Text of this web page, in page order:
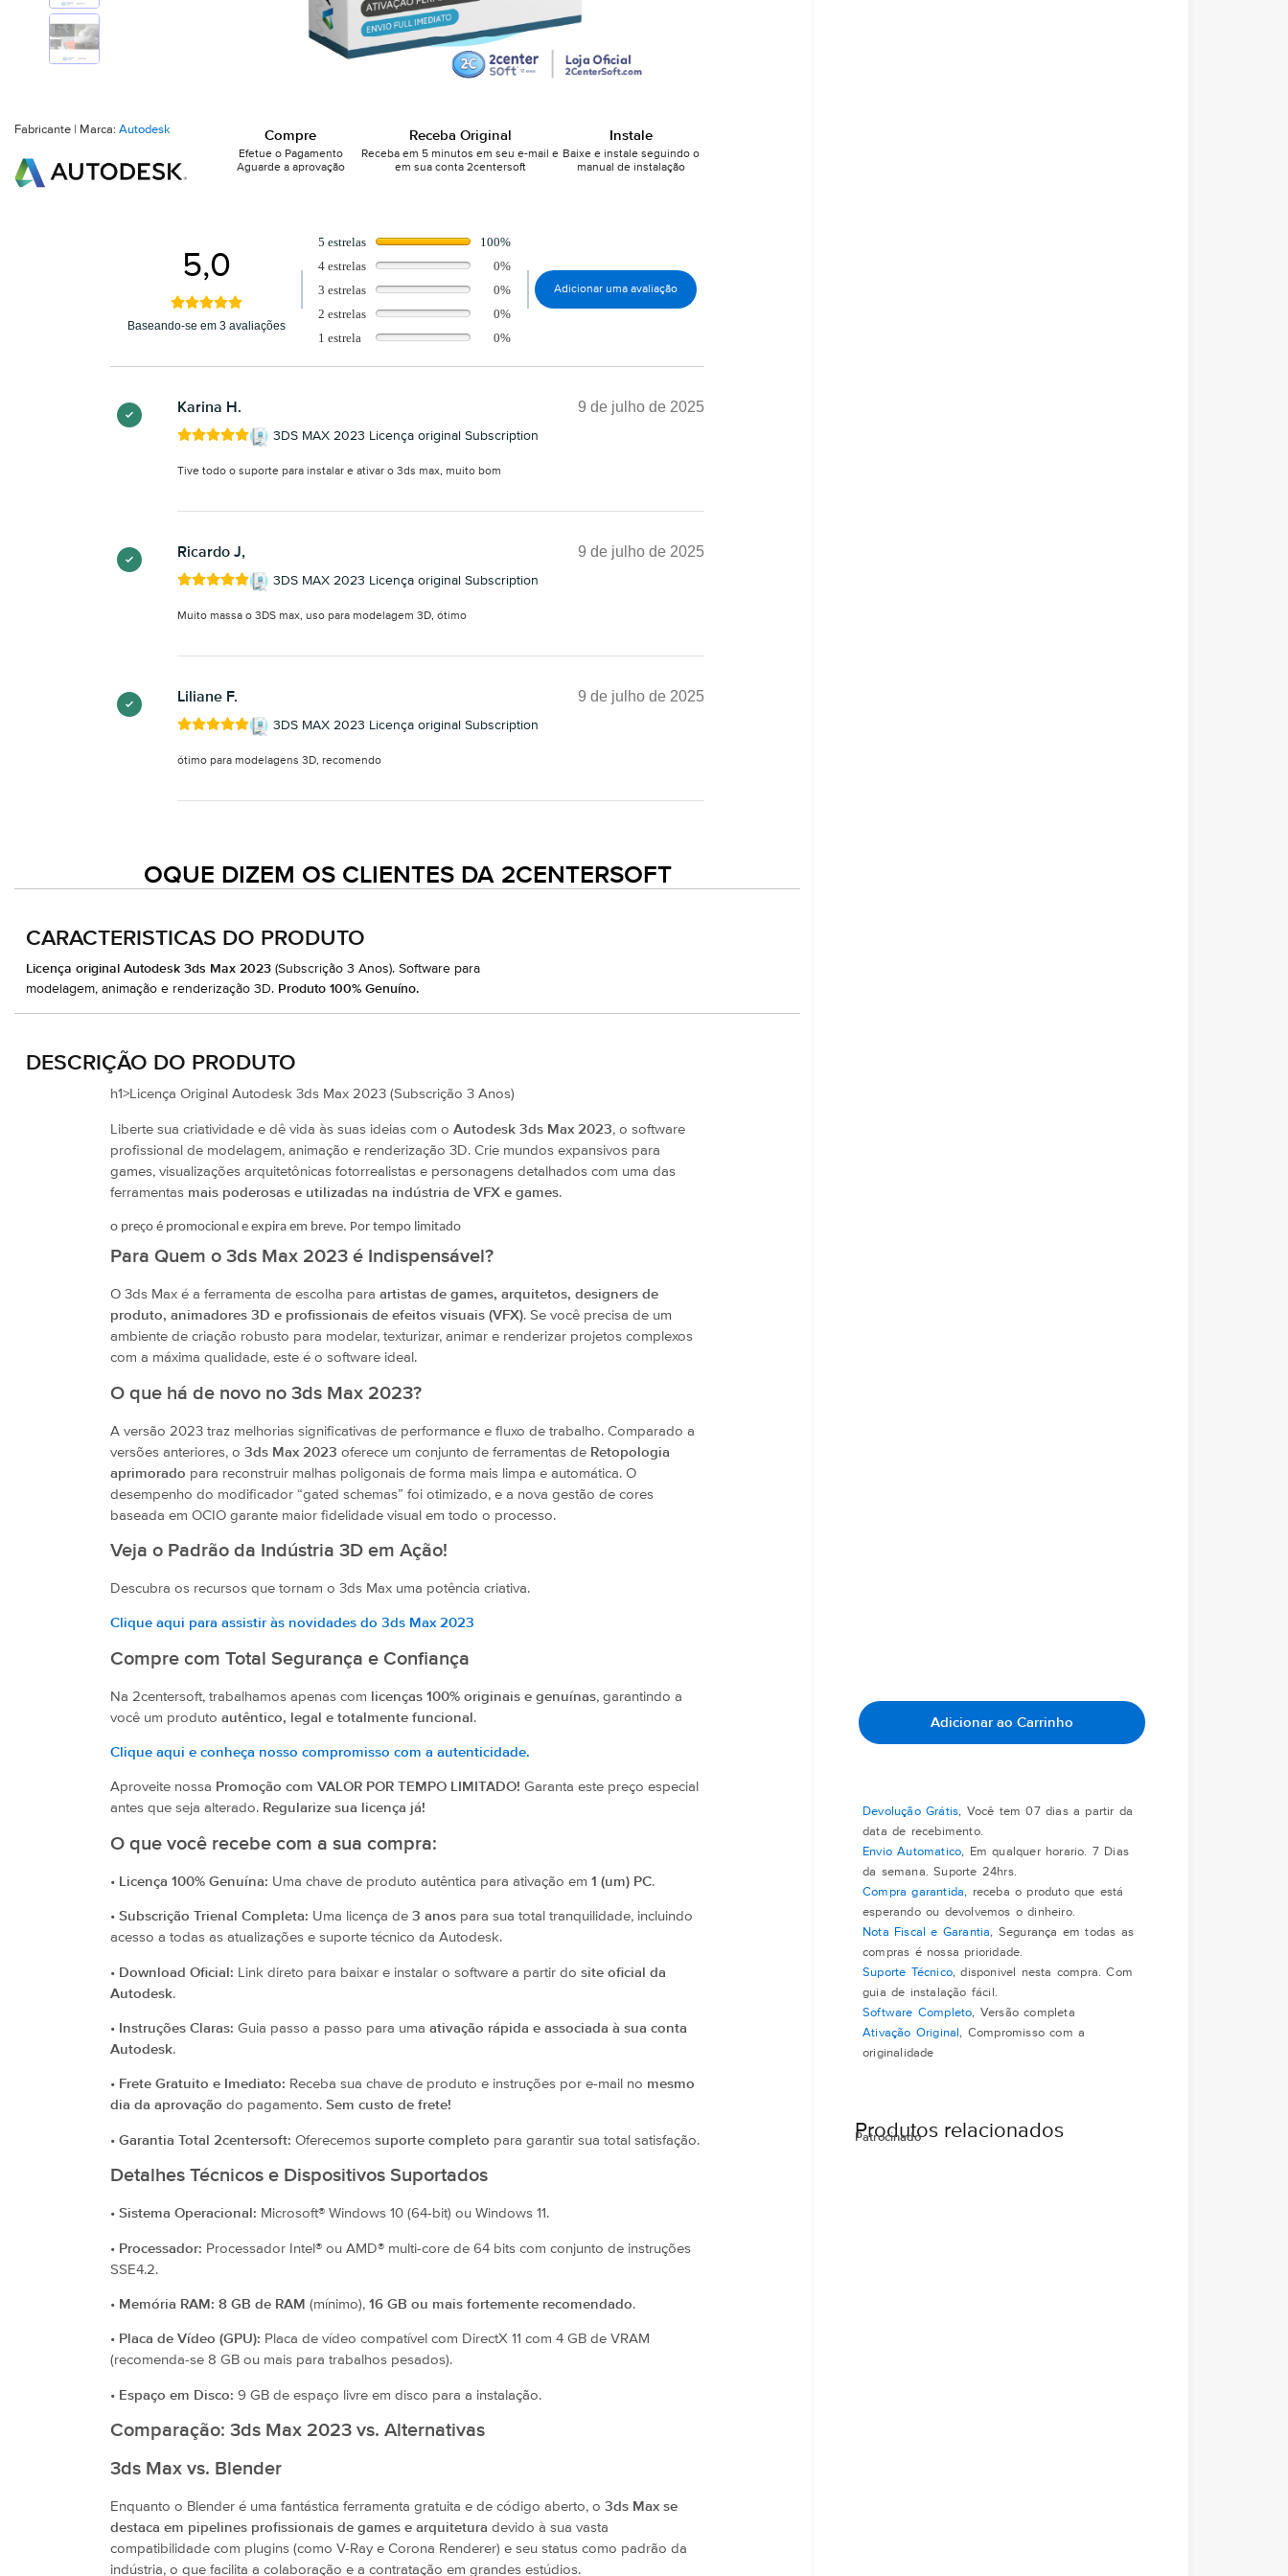
Fabricante | Marca: Autodesk Compre
Efetue o Pagamento
Aguarde a aprovação
Receba Original
Receba em 5 minutos em seu e-mail e
em sua conta 2centersoft
Instale
Baixe e instale seguindo o
manual de instalação
5,0
Baseando-se em 3 avaliações
5 estrelas
100%
4 estrelas
0%
3 estrelas
0%
2 estrelas
0%
1 estrela
0%
Adicionar uma avaliação
Karina H. 9 de julho de 2025
3DS MAX 2023 Licença original Subscription
Tive todo o suporte para instalar e ativar o 3ds max, muito bom
Ricardo J, 9 de julho de 2025
3DS MAX 2023 Licença original Subscription
Muito massa o 3DS max, uso para modelagem 3D, ótimo
Liliane F. 9 de julho de 2025
3DS MAX 2023 Licença original Subscription
ótimo para modelagens 3D, recomendo
OQUE DIZEM OS CLIENTES DA 2CENTERSOFT
CARACTERISTICAS DO PRODUTO
Licença original Autodesk 3ds Max 2023 (Subscrição 3 Anos). Software para
modelagem, animação e renderização 3D. Produto 100% Genuíno.
DESCRIÇÃO DO PRODUTO
h1>Licença Original Autodesk 3ds Max 2023 (Subscrição 3 Anos)
Liberte sua criatividade e dê vida às suas ideias com o Autodesk 3ds Max 2023, o software
profissional de modelagem, animação e renderização 3D. Crie mundos expansivos para
games, visualizações arquitetônicas fotorrealistas e personagens detalhados com uma das
ferramentas mais poderosas e utilizadas na indústria de VFX e games.
o preço é promocional e expira em breve. Por tempo limitado
Para Quem o 3ds Max 2023 é Indispensável?
O 3ds Max é a ferramenta de escolha para artistas de games, arquitetos, designers de
produto, animadores 3D e profissionais de efeitos visuais (VFX). Se você precisa de um
ambiente de criação robusto para modelar, texturizar, animar e renderizar projetos complexos
com a máxima qualidade, este é o software ideal.
O que há de novo no 3ds Max 2023?
A versão 2023 traz melhorias significativas de performance e fluxo de trabalho. Comparado a
versões anteriores, o 3ds Max 2023 oferece um conjunto de ferramentas de Retopologia
aprimorado para reconstruir malhas poligonais de forma mais limpa e automática. O
desempenho do modificador “gated schemas” foi otimizado, e a nova gestão de cores
baseada em OCIO garante maior fidelidade visual em todo o processo.
Veja o Padrão da Indústria 3D em Ação!
Descubra os recursos que tornam o 3ds Max uma potência criativa.
Clique aqui para assistir às novidades do 3ds Max 2023
Compre com Total Segurança e Confiança
Na 2centersoft, trabalhamos apenas com licenças 100% originais e genuínas, garantindo a
você um produto autêntico, legal e totalmente funcional.
Clique aqui e conheça nosso compromisso com a autenticidade.
Aproveite nossa Promoção com VALOR POR TEMPO LIMITADO! Garanta este preço especial
antes que seja alterado. Regularize sua licença já!
O que você recebe com a sua compra:
• Licença 100% Genuína: Uma chave de produto autêntica para ativação em 1 (um) PC.
• Subscrição Trienal Completa: Uma licença de 3 anos para sua total tranquilidade, incluindo
acesso a todas as atualizações e suporte técnico da Autodesk.
• Download Oficial: Link direto para baixar e instalar o software a partir do site oficial da
Autodesk.
• Instruções Claras: Guia passo a passo para uma ativação rápida e associada à sua conta
Autodesk.
• Frete Gratuito e Imediato: Receba sua chave de produto e instruções por e-mail no mesmo
dia da aprovação do pagamento. Sem custo de frete!
• Garantia Total 2centersoft: Oferecemos suporte completo para garantir sua total satisfação.
Detalhes Técnicos e Dispositivos Suportados
• Sistema Operacional: Microsoft® Windows 10 (64-bit) ou Windows 11.
• Processador: Processador Intel® ou AMD® multi-core de 64 bits com conjunto de instruções
SSE4.2.
• Memória RAM: 8 GB de RAM (mínimo), 16 GB ou mais fortemente recomendado.
• Placa de Vídeo (GPU): Placa de vídeo compatível com DirectX 11 com 4 GB de VRAM
(recomenda-se 8 GB ou mais para trabalhos pesados).
• Espaço em Disco: 9 GB de espaço livre em disco para a instalação.
Comparação: 3ds Max 2023 vs. Alternativas
3ds Max vs. Blender
Enquanto o Blender é uma fantástica ferramenta gratuita e de código aberto, o 3ds Max se
destaca em pipelines profissionais de games e arquitetura devido à sua vasta
compatibilidade com plugins (como V-Ray e Corona Renderer) e seu status como padrão da
indústria, o que facilita a colaboração e a contratação em grandes estúdios.
Devolução Grátis, Você tem 07 dias a partir da
data de recebimento.
Envio Automatico, Em qualquer horario. 7 Dias
da semana. Suporte 24hrs.
Compra garantida, receba o produto que está
esperando ou devolvemos o dinheiro.
Nota Fiscal e Garantia, Segurança em todas as
compras é nossa prioridade.
Suporte Técnico, disponivel nesta compra. Com
guia de instalação fácil.
Software Completo, Versão completa
Ativação Original , Compromisso com a
originalidade
Produtos relacionados
Patrocinado
Adicionar ao Carrinho